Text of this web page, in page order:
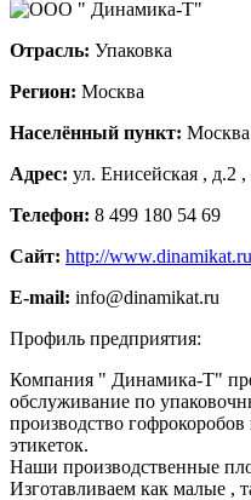
Отрасль: Упаковка
Регион: Москва
Населённый пункт: Москва
Адрес: ул. Енисейская , д.2 ,
Телефон: 8 499 180 54 69
Сайт: http://www.dinamikat.ru
E-mail: info@dinamikat.ru
Профиль предприятия:
Компания " Динамика-Т"
обслуживание по
производство
этикеток.
Наши производственные
Изготавливаем как малые ,